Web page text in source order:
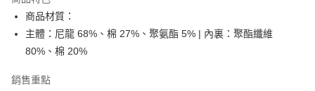
7-11取貨(快速到店)
每筆NT$100，滿NT$1,500(含以上)免運費
宅配-本島
每筆NT$100，滿NT$1,500(含以上)免運費
商品材質：
主體：尼龍 68%、棉 27%、聚氨酯 5% | 內裏：聚酯纖維
80%、棉 20%
銷售重點